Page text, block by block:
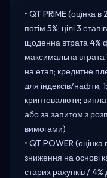
• QT PRIME (оцінка в
потім 5%; цілі 3
щоденна втрата 4%
максимальна втрата
на етап; кредитне
для індексів/нафти,
криптовалюти;
або за запитом з
вимогами)
• QT POWER
зниження на основі
старих рахунків / 4%